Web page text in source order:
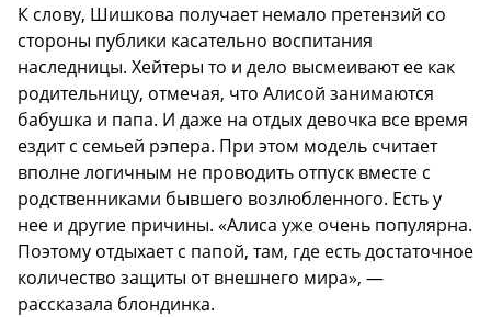
К слову, Шишкова получает немало претензий со
стороны публики касательно воспитания
наследницы. Хейтеры то и дело высмеивают ее как
родительницу, отмечая, что Алисой занимаются
бабушка и папа. И даже на отдых девочка все время
ездит с семьей рэпера. При этом модель считает
вполне логичным не проводить отпуск вместе с
родственниками бывшего возлюбленного. Есть у
нее и другие причины. «Алиса уже очень популярна.
Поэтому отдыхает с папой, там, где есть достаточное
количество защиты от внешнего мира», —
рассказала блондинка.